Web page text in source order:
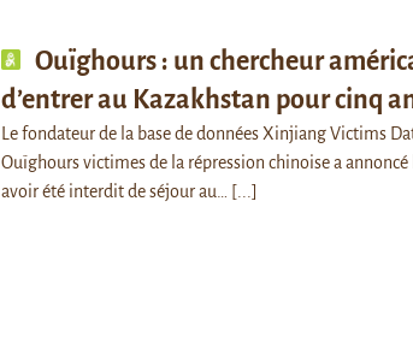
Ouïghours : un chercheur
d’entrer au Kazakhstan pour cinq
Le fondateur de la base de données Xinjiang Victims
Ouïghours victimes de la répression chinoise a
avoir été interdit de séjour au…
[...]